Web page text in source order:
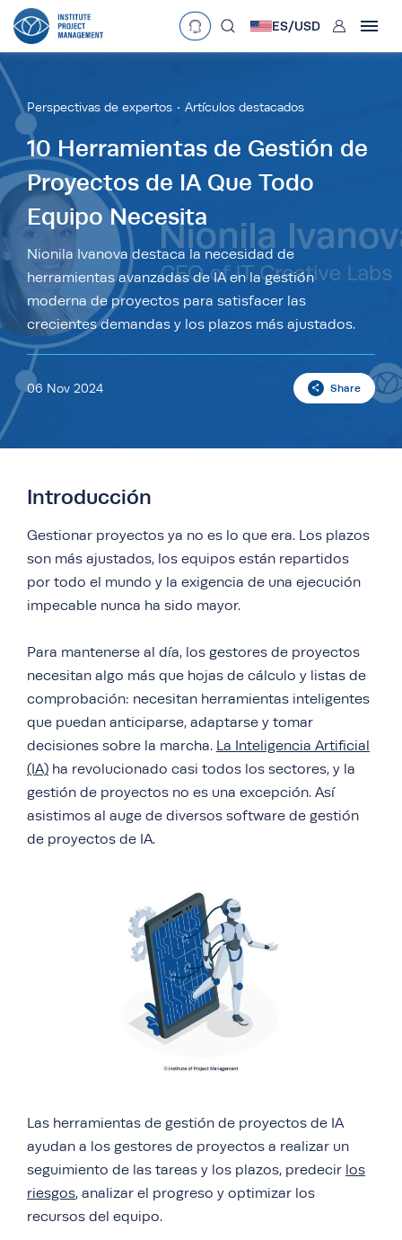
Language
Currency
£•GBP €• EUR $ USD
د.إ•AED $• AUD
ZAR
ES/USD User
Perspectivas de expertos Artículos destacados
10 Herramientas de Gestión de
Proyectos de IA Que Todo
Equipo Necesita
Nionila Ivanova destaca la necesidad de
herramientas avanzadas de IA en la gestión
moderna de proyectos para satisfacer las
crecientes demandas y los plazos más ajustados.
06 Nov 2024 Share
Introducción
Gestionar proyectos ya no es lo que era. Los plazos
son más ajustados, los equipos están repartidos
por todo el mundo y la exigencia de una ejecución
impecable nunca ha sido mayor.
Para mantenerse al día, los gestores de proyectos
necesitan algo más que hojas de cálculo y listas de
comprobación: necesitan herramientas inteligentes
que puedan anticiparse, adaptarse y tomar
decisiones sobre la marcha. La Inteligencia Artificial
(IA) ha revolucionado casi todos los sectores, y la
gestión de proyectos no es una excepción. Así
asistimos al auge de diversos software de gestión
de proyectos de IA.
Las herramientas de gestión de proyectos de IA
ayudan a los gestores de proyectos a realizar un
seguimiento de las tareas y los plazos, predecir los
riesgos, analizar el progreso y optimizar los
recursos del equipo.